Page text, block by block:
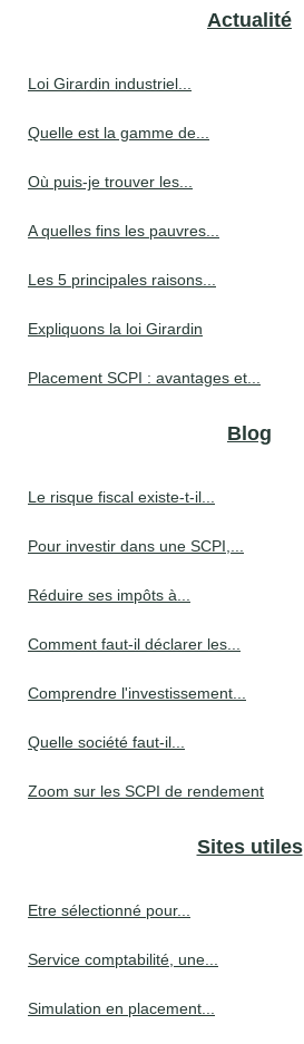
Actualité
Loi Girardin industriel...
Quelle est la gamme de...
Où puis-je trouver les...
A quelles fins les pauvres...
Les 5 principales raisons...
Expliquons la loi Girardin
Placement SCPI : avantages et...
Blog
Le risque fiscal existe-t-il...
Pour investir dans une SCPI,...
Réduire ses impôts à...
Comment faut-il déclarer les...
Comprendre l'investissement...
Quelle société faut-il...
Zoom sur les SCPI de rendement
Sites utiles
Etre sélectionné pour...
Service comptabilité, une...
Simulation en placement...